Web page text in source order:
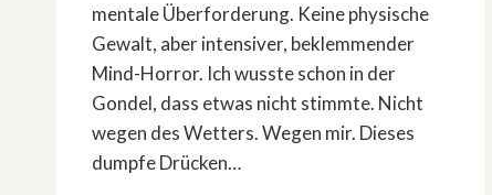
mentale Überforderung. Keine physische
Gewalt, aber intensiver, beklemmender
Mind-Horror. Ich wusste schon in der
Gondel, dass etwas nicht stimmte. Nicht
wegen des Wetters. Wegen mir. Dieses
dumpfe Drücken…